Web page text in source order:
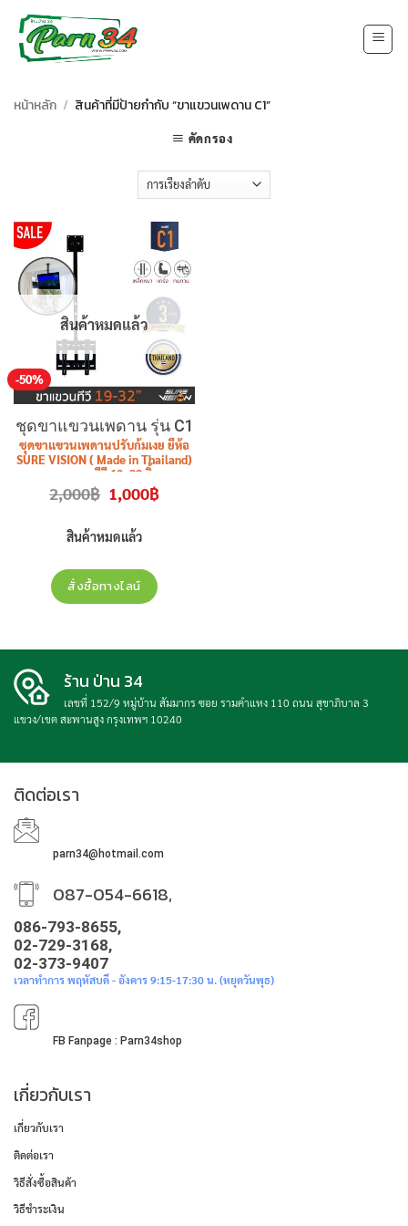
content
หน้าหลัก / สินค้าที่มีป้ายกำกับ “ขาแขวนเพดาน C1”
คัดกรอง
-50%
สินค้าหมดแล้ว
ชุดขาแขวนเพดาน รุ่น C1
ชุดขาแขวนเพดานปรับก้มเงย ยี่ห้อ
SURE VISION ( Made in Thailand)
ขนาดจอทีวี 19 -32 นิ้ว
(แต่สามารถแขวนจอ 40 นิ้ว,42 นิ้ว
2,000฿ Original
price
2,000฿.
1,000฿Current
price
สินค้าหมดแล้ว
สั่งซื้อทางไลน์
ร้าน ป่าน 34
เลขที่ 152/9 หมู่บ้าน สัมมากร ซอย รามคำแหง 110 ถนน สุขาภิบาล 3
แขวง/เขต สะพานสูง กรุงเทพฯ 10240
ติดต่อเรา
parn34@hotmail.com
087-054-6618,
086-793-8655,
02-729-3168,
02-373-9407
เวลาทำการ พฤหัสบดี - อังคาร 9:15-17:30 น. (หยุดวันพุธ)
FB Fanpage : Parn34shop
เกี่ยวกับเรา
เกี่ยวกับเรา
ติดต่อเรา
วิธีสั่งซื้อสินค้า
วิธีชำระเงิน